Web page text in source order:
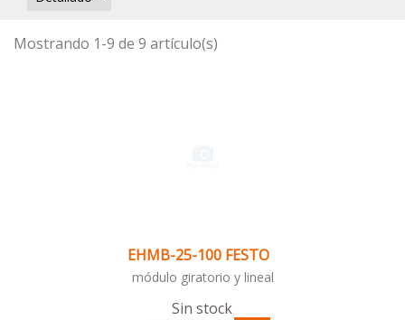
Mostrando 1-9 de 9 artículo(s)
EHMB-25-100 FESTO
módulo giratorio y lineal
Sin stock